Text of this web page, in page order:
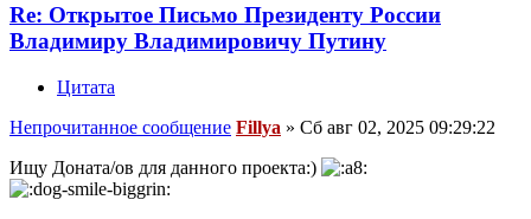
Re: Открытое Письмо Президенту России
Владимиру Владимировичу Путину
Цитата
Непрочитанное сообщение Fillya » Сб авг 02, 2025 09:29:22
Ищу Доната/ов для данного проекта:)